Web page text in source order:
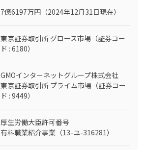
7億6197万円（2024年12月31日現在）
東京証券取引所 グロース市場（証券コー
ド : 6180）
GMOインターネットグループ株式会社
東京証券取引所 プライム市場（証券コー
ド : 9449）
厚生労働大臣許可番号
有料職業紹介事業（13-ユ-316281）